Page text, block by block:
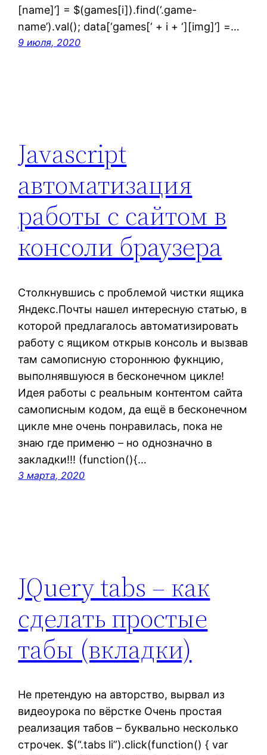
[name]’] = $(games[i]).find(‘.game-
name’).val(); data[‘games[‘ + i + ‘][img]’] =…
9 июля, 2020
Javascript
автоматизация
работы с сайтом в
консоли браузера
Столкнувшись с проблемой чистки ящика
Яндекс.Почты нашел интересную статью, в
которой предлагалось автоматизировать
работу с ящиком открыв консоль и вызвав
там самописную стороннюю фукнцию,
выполнявшуюся в бесконечном цикле!
Идея работы с реальным контентом сайта
самописным кодом, да ещё в бесконечном
цикле мне очень понравилась, пока не
знаю где применю – но однозначно в
закладки!!! (function(){…
3 марта, 2020
JQuery tabs – как
сделать простые
табы (вкладки)
Не претендую на авторство, вырвал из
видеоурока по вёрстке Очень простая
реализация табов – буквально несколько
строчек. $(“.tabs li”).click(function() { var